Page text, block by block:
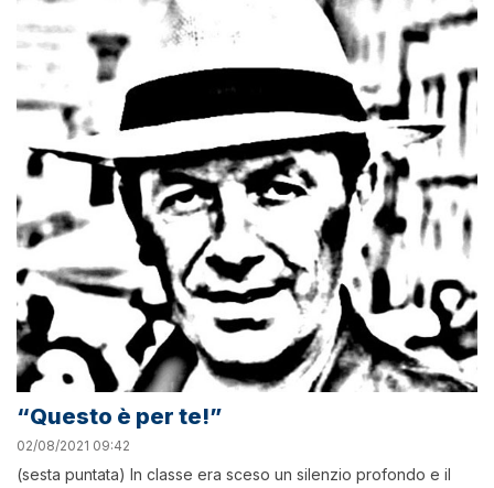
“Questo è per te!”
02/08/2021 09:42
(sesta puntata) In classe era sceso un silenzio profondo e il